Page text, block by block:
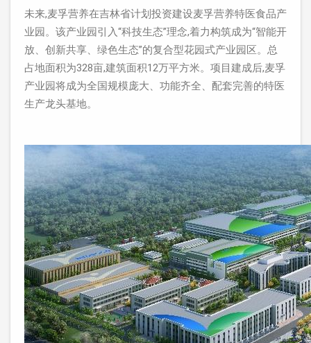
未来,麦孚营养在吉林省计划投资建设麦孚营养特医食品产
业园。该产业园引入“科技生态”理念,着力构筑成为“智能开
放、创新共享、绿色生态”的复合型花园式产业园区。总
占地面积为328亩,建筑面积12万平方米。项目建成后,麦孚
产业园将成为全国规模庞大、功能齐全、配套完善的特医
生产龙头基地。